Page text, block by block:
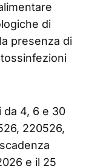
di
presenza di
4, 6 e 30
220526,
e il 25